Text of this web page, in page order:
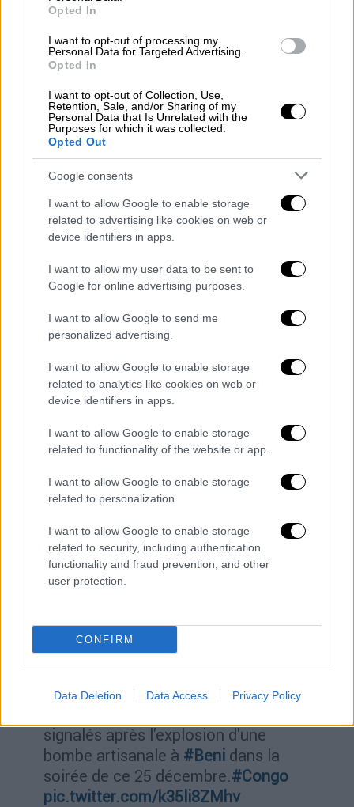
Opted In
I want to opt-out of processing my
Personal Data for Targeted Advertising.
Opted In
I want to opt-out of Collection, Use,
Retention, Sale, and/or Sharing of my
Personal Data that Is Unrelated with the
Purposes for which it was collected.
Opted Out
Google consents
I want to allow Google to enable storage
related to advertising like cookies on web or
device identifiers in apps.
I want to allow my user data to be sent to
Google for online advertising purposes.
I want to allow Google to send me
personalized advertising.
I want to allow Google to enable storage
related to analytics like cookies on web or
device identifiers in apps.
I want to allow Google to enable storage
related to functionality of the website or app.
I want to allow Google to enable storage
related to personalization.
I want to allow Google to enable storage
related to security, including authentication
functionality and fraud prevention, and other
user protection.
CONFIRM
Data Deletion Data Access Privacy Policy
εντυπωσιάζουν απ' όλο τον κόσμο
Κόσμος|25.12.2021 23:09
Είμαστε μόνοι στο Σύμπαν; Το ταξίδι
του διαστημικού τηλεσκοπίου James
Webb που θα δώσει την απάντηση
μόλις ξεκίνησε
Ο εκπρόσωπος της κυβέρνησης ανέφερε
μέσω του Twitter ότι ένας
πυροδότησε τα εκρηκτικά με
τα οποία ήταν ζωσμένος. «Μια βόμβα μόλις
Ναρσίς Μουτέμπα Κασάλεμιλώντας σε έναν
τοπικό ραδιοφωνικό σταθμό. «Για λόγους
ασφαλείας,ζητώ από τους κατοίκους να
παραμείνουν στα σπίτια τους», πρόσθεσε.
επίθεση
Ένας δημοσιογράφος του πρακτορείου
Reuters είπε ότιάκουσε την έκρηξη γύρω
μετά την απογευματινή λειτουργία, κοντά
στο κεντρικό δρόμο της πόλης. Ακολούθησε
καταιγισμός πυρών. Στις φωτογραφίες που
δεκάδες πράσινες καρέκλες, σκορπισμένες
στον δρόμο. Κάποιες είναι κατεστραμμένες
signalés après l'explosion d'une
bombe artisanale à #Beni dans la
soirée de ce 25 décembre.#Congo
pic.twitter.com/k35li8ZMhv